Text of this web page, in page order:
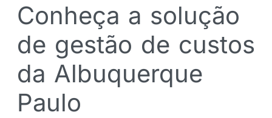
Conheça a solução
de gestão de custos
da Albuquerque
Paulo